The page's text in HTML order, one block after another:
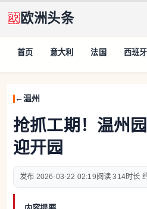
欧洲头条
首页 意大利 法国 西班牙
温州
抢抓工期！温州
迎开园
2026-03-22 02:19 314